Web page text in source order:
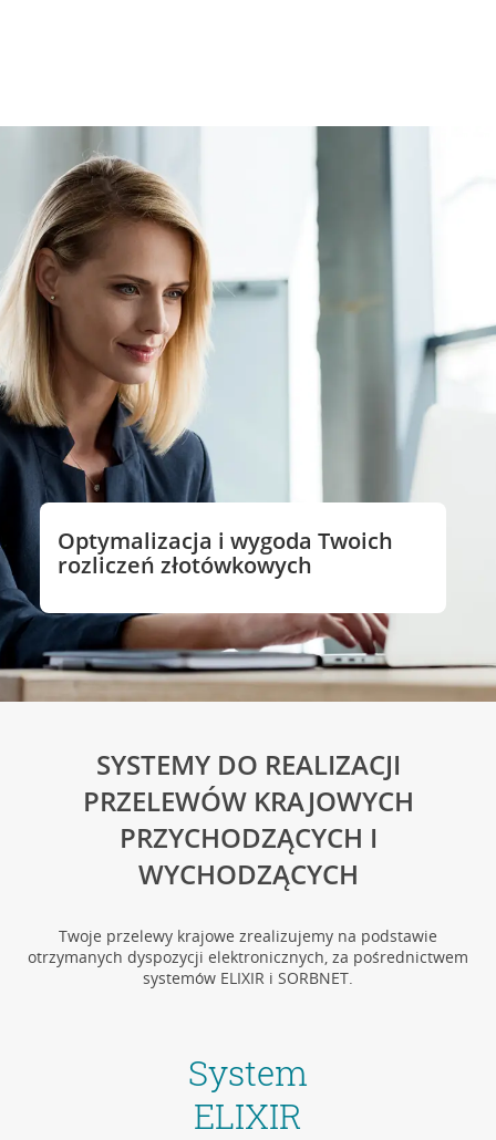
Optymalizacja i wygoda Twoich
rozliczeń złotówkowych
SYSTEMY DO REALIZACJI
PRZELEWÓW KRAJOWYCH
PRZYCHODZĄCYCH I
WYCHODZĄCYCH
Twoje przelewy krajowe zrealizujemy na podstawie
otrzymanych dyspozycji elektronicznych, za pośrednictwem
systemów ELIXIR i SORBNET.
System
ELIXIR